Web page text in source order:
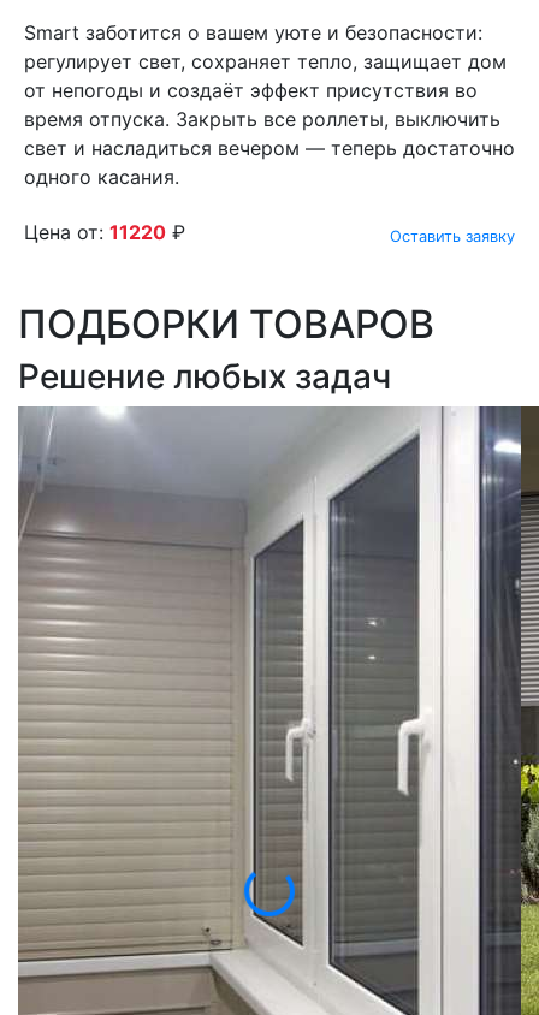
Smart заботится о вашем уюте и безопасности:
регулирует свет, сохраняет тепло, защищает дом
от непогоды и создаёт эффект присутствия во
время отпуска. Закрыть все роллеты, выключить
свет и насладиться вечером — теперь достаточно
одного касания.
Цена от: 11220₽ Оставить заявку
ПОДБОРКИ ТОВАРОВ
Решение любых задач